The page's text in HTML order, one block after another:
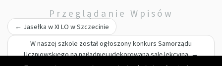
Przeglądanie Wpisów
← Jasełka w XI LO w Szczecinie
W naszej szkole został ogłoszony konkurs Samorządu
Uczniowskiego na najładniej udekorowaną salę lekcyjną.→